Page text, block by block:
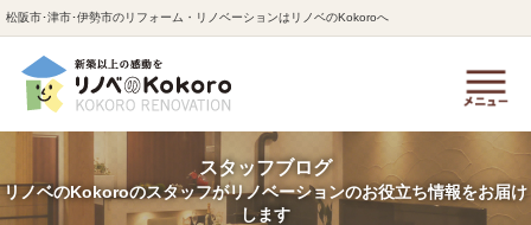
松阪市･津市･伊勢市のリフォーム・リノベーションはリノベのKokoroへ
スタッフブログ
リノベのKokoroのスタッフがリノベーションのお役立ち情報をお届け
します